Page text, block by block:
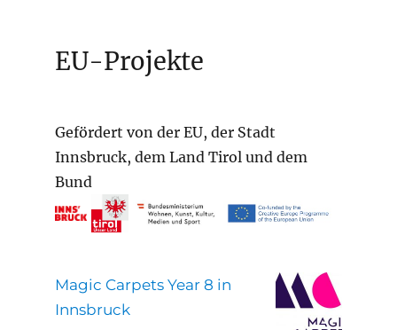
EU-Projekte
Gefördert von der EU, der Stadt
Innsbruck, dem Land Tirol und dem
Bund
Magic Carpets Year 8 in
Innsbruck